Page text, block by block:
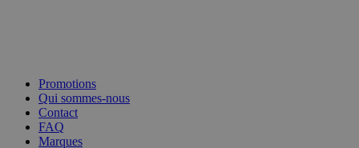
Promotions
Qui sommes-nous
Contact
FAQ
Marques